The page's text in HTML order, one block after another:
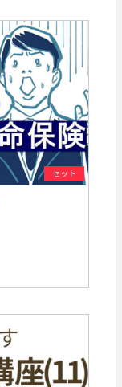
セット